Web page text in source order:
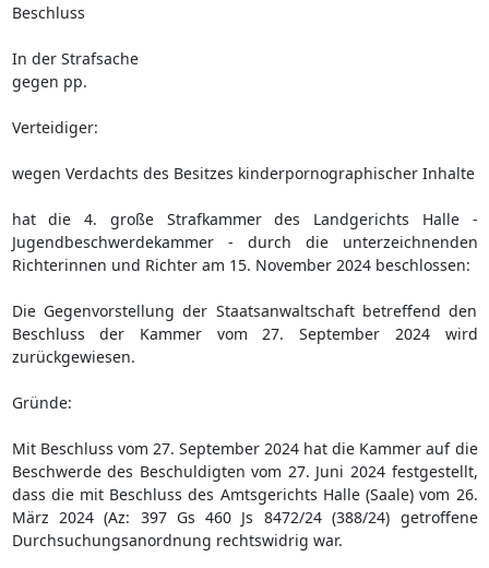
Beschluss
In der Strafsache
gegen pp.
Verteidiger:
wegen Verdachts des Besitzes kinderpornographischer Inhalte
hat die 4. große Strafkammer des Landgerichts Halle -
Jugendbeschwerdekammer - durch die unterzeichnenden
Richterinnen und Richter am 15. November 2024 beschlossen:
Die Gegenvorstellung der Staatsanwaltschaft betreffend den
Beschluss der Kammer vom 27. September 2024 wird
zurückgewiesen.
Gründe:
Mit Beschluss vom 27. September 2024 hat die Kammer auf die
Beschwerde des Beschuldigten vom 27. Juni 2024 festgestellt,
dass die mit Beschluss des Amtsgerichts Halle (Saale) vom 26.
März 2024 (Az: 397 Gs 460 Js 8472/24 (388/24) getroffene
Durchsuchungsanordnung rechtswidrig war.